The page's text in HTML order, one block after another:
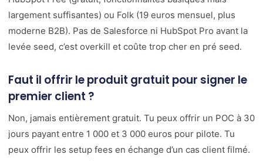
largement suffisantes) ou Folk (19 euros mensuel, plus
moderne B2B). Pas de Salesforce ni HubSpot Pro avant la
levée seed, c’est overkill et coûte trop cher en pré seed.
Faut il offrir le produit gratuit pour signer le
premier client ?
Non, jamais entièrement gratuit. Tu peux offrir un POC à 30
jours payant entre 1 000 et 3 000 euros pour pilote. Tu
peux offrir les setup fees en échange d’un cas client filmé.